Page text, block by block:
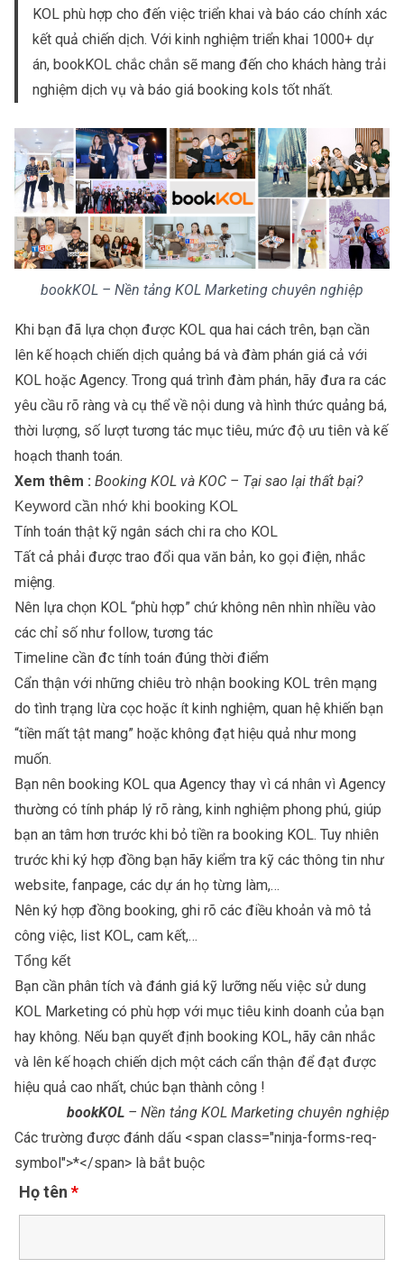
KOL phù hợp cho đến việc triển khai và báo cáo chính xác
kết quả chiến dịch. Với kinh nghiệm triển khai 1000+ dự
án, bookKOL chắc chắn sẽ mang đến cho khách hàng trải
nghiệm dịch vụ và báo giá booking kols tốt nhất.
bookKOL – Nền tảng KOL Marketing chuyên nghiệp
Khi bạn đã lựa chọn được KOL qua hai cách trên, bạn cần
lên kế hoạch chiến dịch quảng bá và đàm phán giá cả với
KOL hoặc Agency. Trong quá trình đàm phán, hãy đưa ra các
yêu cầu rõ ràng và cụ thể về nội dung và hình thức quảng bá,
thời lượng, số lượt tương tác mục tiêu, mức độ ưu tiên và kế
hoạch thanh toán.
Xem thêm : Booking KOL và KOC – Tại sao lại thất bại?
Keyword cần nhớ khi booking KOL
Tính toán thật kỹ ngân sách chi ra cho KOL
Tất cả phải được trao đổi qua văn bản, ko gọi điện, nhắc
miệng.
Nên lựa chọn KOL “phù hợp” chứ không nên nhìn nhiều vào
các chỉ số như follow, tương tác
Timeline cần đc tính toán đúng thời điểm
Cẩn thận với những chiêu trò nhận booking KOL trên mạng
do tình trạng lừa cọc hoặc ít kinh nghiệm, quan hệ khiến bạn
“tiền mất tật mang” hoặc không đạt hiệu quả như mong
muốn.
Bạn nên booking KOL qua Agency thay vì cá nhân vì Agency
thường có tính pháp lý rõ ràng, kinh nghiệm phong phú, giúp
bạn an tâm hơn trước khi bỏ tiền ra booking KOL. Tuy nhiên
trước khi ký hợp đồng bạn hãy kiểm tra kỹ các thông tin như
website, fanpage, các dự án họ từng làm,…
Nên ký hợp đồng booking, ghi rõ các điều khoản và mô tả
công việc, list KOL, cam kết,…
Tổng kết
Bạn cần phân tích và đánh giá kỹ lưỡng nếu việc sử dung
KOL Marketing có phù hợp với mục tiêu kinh doanh của bạn
hay không. Nếu bạn quyết định booking KOL, hãy cân nhắc
và lên kế hoạch chiến dịch một cách cẩn thận để đạt được
hiệu quả cao nhất, chúc bạn thành công !
bookKOL – Nền tảng KOL Marketing chuyên nghiệp
Các trường được đánh dấu <span class="ninja-forms-req-
symbol">*</span> là bắt buộc
Họ tên *